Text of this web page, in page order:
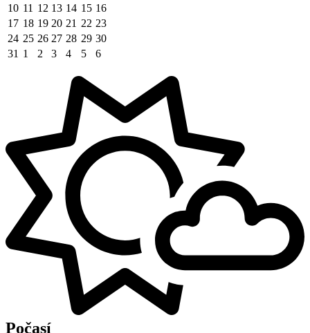
10 11 12 13 14 15 16
17 18 19 20 21 22 23
24 25 26 27 28 29 30
31 1 2 3 4 5 6
Počasí